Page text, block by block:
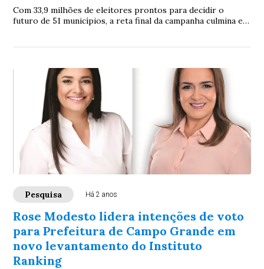
Com 33,9 milhões de eleitores prontos para decidir o
futuro de 51 municípios, a reta final da campanha culmina em
Pesquisa Há 2 anos
Rose Modesto lidera intenções de voto
para Prefeitura de Campo Grande em
novo levantamento do Instituto
Ranking